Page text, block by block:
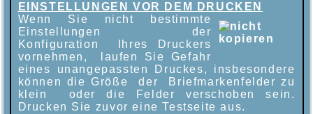
EINSTELLUNGEN VOR DEM DRUCKEN
Wenn Sie nicht bestimmte
Einstellungen der
Konfiguration Ihres Druckers
vornehmen, laufen Sie Gefahr
eines unangepassten Druckes, insbesondere
können die Größe der Briefmarkenfelder zu
klein oder die Felder verschoben sein.
Drucken Sie zuvor eine Testseite aus.